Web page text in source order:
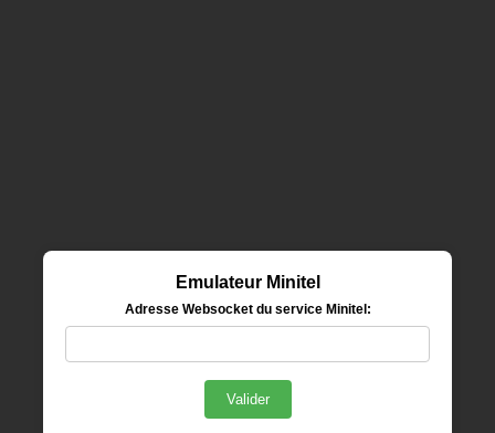
Emulateur Minitel
Adresse Websocket du service Minitel:
Valider